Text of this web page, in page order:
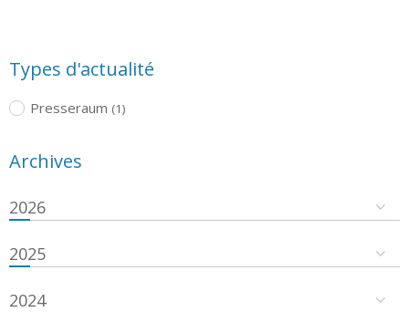
Types d'actualité
Presseraum (1)
Archives
2026
2025
2024